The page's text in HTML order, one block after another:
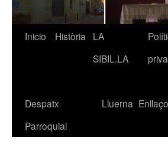
Inicio Història
LA
SIBIL.LA
Despatx
Parroquial
Lluerna